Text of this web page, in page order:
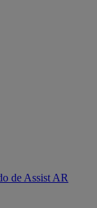
de Assist AR